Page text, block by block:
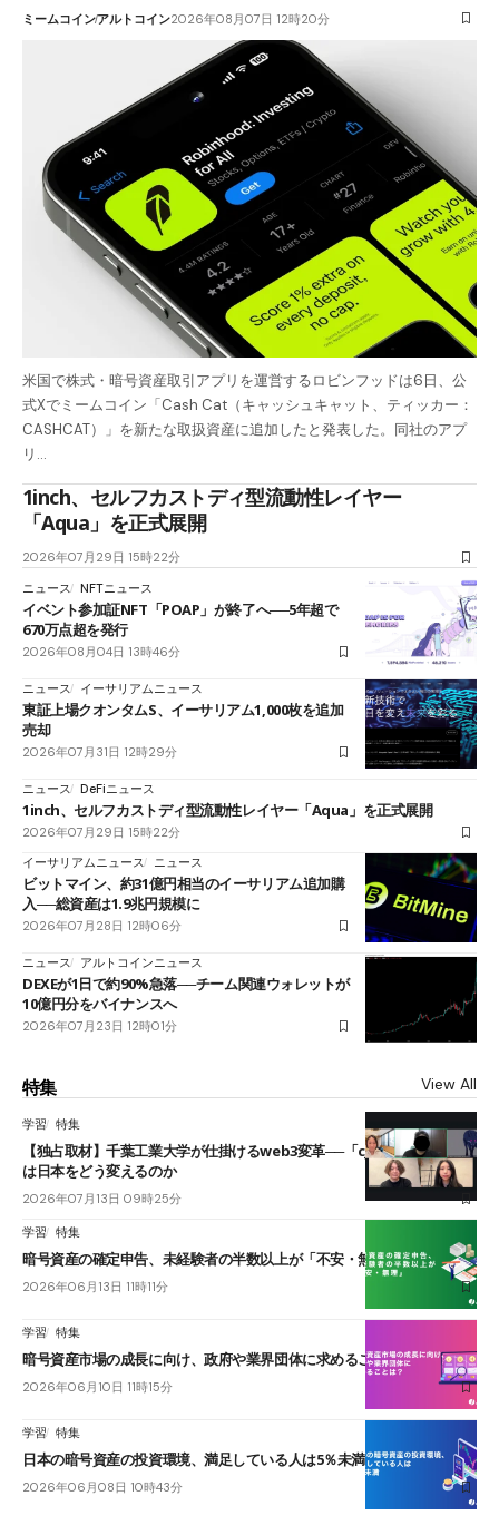
ミームコインアルトコイン2026年08月07日 12時20分
米国で株式・暗号資産取引アプリを運営するロビンフッドは6日、公
式Xでミームコイン「Cash Cat（キャッシュキャット、ティッカー：
CASHCAT）」を新たな取扱資産に追加したと発表した。同社のアプ
リ…
1inch、セルフカストディ型流動性レイヤー
「Aqua」を正式展開
2026年07月29日 15時22分
ニュース NFTニュース
イベント参加証NFT「POAP」が終了へ──5年超で
670万点超を発行
2026年08月04日 13時46分
ニュース イーサリアムニュース
東証上場クオンタムS、イーサリアム1,000枚を追加
売却
2026年07月31日 12時29分
ニュース DeFiニュース
1inch、セルフカストディ型流動性レイヤー「Aqua」を正式展開
2026年07月29日 15時22分
イーサリアムニュース
ニュース
ビットマイン、約31億円相当のイーサリアム追加購
入──総資産は1.9兆円規模に
2026年07月28日 12時06分
ニュース アルトコインニュース
DEXEが1日で約90%急落──チーム関連ウォレットが
10億円分をバイナンスへ
2026年07月23日 12時01分
特集 View All
学習 特集
【独占取材】千葉工業大学が仕掛けるweb3変革──「cJPY」とAIの融合
は日本をどう変えるのか
2026年07月13日 09時25分
学習 特集
暗号資産の確定申告、未経験者の半数以上が「不安・無理」
2026年06月13日 11時11分
学習 特集
暗号資産市場の成長に向け、政府や業界団体に求めることは？
2026年06月10日 11時15分
学習 特集
日本の暗号資産の投資環境、満足している人は5％未満
2026年06月08日 10時43分